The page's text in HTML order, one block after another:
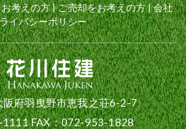
考えの方|ご売却をお考えの方|会社
イバシーポリシー
府羽曳野市恵我之荘6-2-7
FAX：072-953-1828